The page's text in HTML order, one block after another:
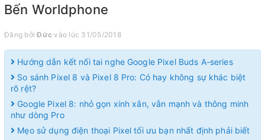
Bến Worldphone
Đăng bởiĐức vào lúc 31/05/2018
Hướng dẫn kết nối tai nghe Google Pixel Buds A-series
So sánh Pixel 8 và Pixel 8 Pro: Có hay không sự khác biệt
rõ rệt?
Google Pixel 8: nhỏ gọn xinh xắn, vẫn mạnh và thông minh
như dòng Pro
Mẹo sử dụng điện thoại Pixel tối ưu bạn nhất định phải biết